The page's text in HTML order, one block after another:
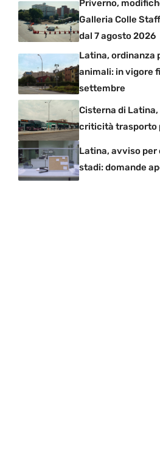
Priverno,
Galleria Colle
dal 7 agosto 2026
Latina, ordinanza
animali: in vigore
settembre
Cisterna di
criticità trasporto
Latina, avviso per
stadi: domande